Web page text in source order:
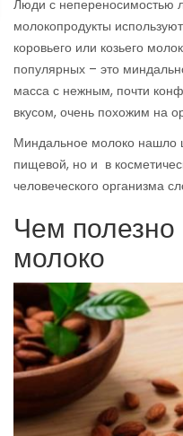
Люди с непереносимостью
молокопродукты
коровьего или козьего
популярных – это
масса с нежным, почти
вкусом, очень похожим на
Миндальное молоко нашло
пищевой, но и в
человеческого организма
Чем
молоко